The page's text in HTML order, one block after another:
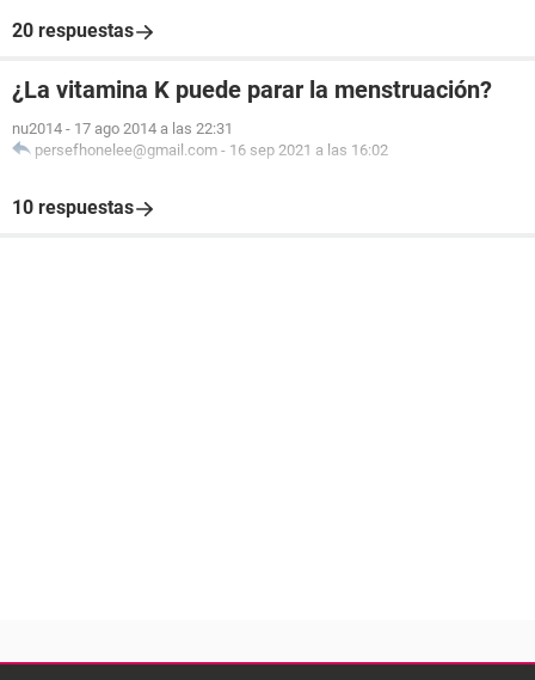
20 respuestas
¿La vitamina K puede parar la menstruación?
nu2014 - 17 ago 2014 a las 22:31
persefhonelee@gmail.com - 16 sep 2021 a las 16:02
10 respuestas